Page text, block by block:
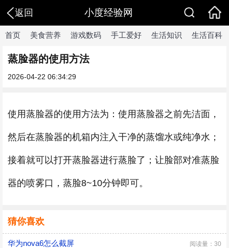
返回 小度经验网
首页 美食营养 游戏数码 手工爱好 生活知识 生活百科
蒸脸器的使用方法
2026-04-22 06:34:29
使用蒸脸器的使用方法为：使用蒸脸器之前先洁面，
然后在蒸脸器的机箱内注入干净的蒸馏水或纯净水；
接着就可以打开蒸脸器进行蒸脸了；让脸部对准蒸脸
器的喷雾口，蒸脸8~10分钟即可。
猜你喜欢
华为nova6怎么截屏 阅读量：30